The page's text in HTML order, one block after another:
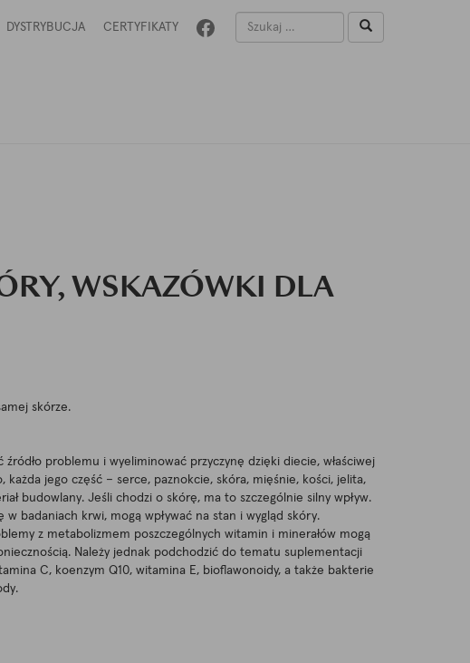
DYSTRYBUCJA CERTYFIKATY
WSKAZÓWKI DLA
skórze.
problemu i wyeliminować przyczynę dzięki diecie, właściwej
każda jego część – serce, paznokcie, skóra, mięśnie, kości, jelita,
budowlany. Jeśli chodzi o skórę, ma to szczególnie silny wpływ.
badaniach krwi, mogą wpływać na stan i wygląd skóry.
z metabolizmem poszczególnych witamin i minerałów mogą
Należy jednak podchodzić do tematu suplementacji
C, koenzym Q10, witamina E, bioflawonoidy, a także bakterie